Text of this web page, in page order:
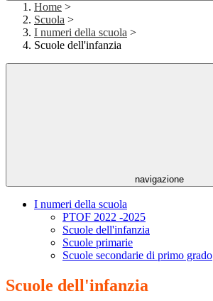
Home >
Scuola >
I numeri della scuola >
Scuole dell'infanzia
navigazione
I numeri della scuola
PTOF 2022 -2025
Scuole dell'infanzia
Scuole primarie
Scuole secondarie di primo grado
Scuole dell'infanzia